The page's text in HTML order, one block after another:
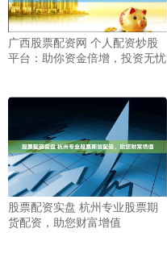
广西股票配资网 个人配资炒股
平台：助你资金倍增，投资无忧
股票配资实盘 杭州专业股票期
货配资，助您财富增值